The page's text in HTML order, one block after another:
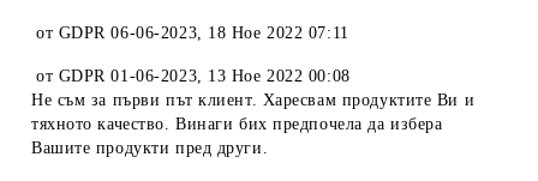
от GDPR 06-06-2023, 18 Ное 2022 07:11
от GDPR 01-06-2023, 13 Ное 2022 00:08
Не съм за първи път клиент. Харесвам продуктите Ви и
тяхното качество. Винаги бих предпочела да избера
Вашите продукти пред други.